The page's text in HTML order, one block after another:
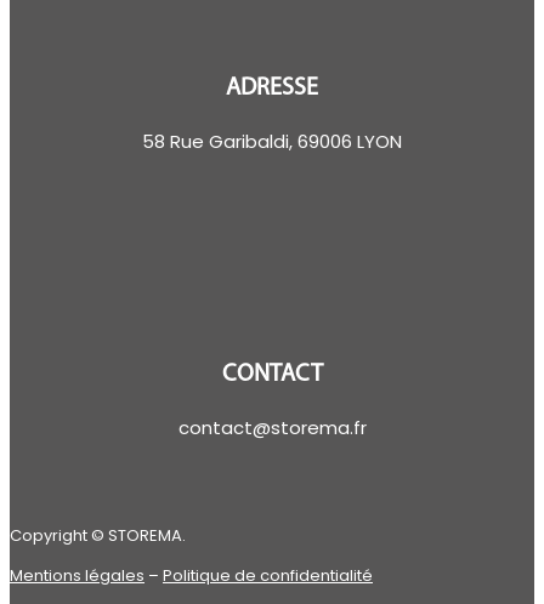
ADRESSE
58 Rue Garibaldi, 69006 LYON
CONTACT
contact@storema.fr
Copyright © STOREMA.
Mentions légales – Politique de confidentialité